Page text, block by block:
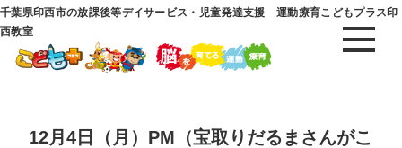
千葉県印西市の放課後等デイサービス・児童発達支援 運動療育こどもプラス印
西教室
12月4日（月）PM（宝取りだるまさんがこ